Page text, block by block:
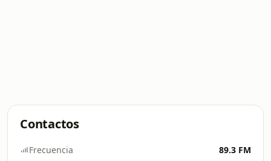
Contactos
Frecuencia 89.3 FM